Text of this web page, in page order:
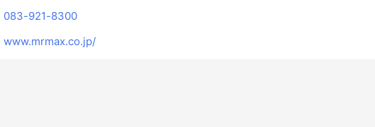
083-921-8300
www.mrmax.co.jp/